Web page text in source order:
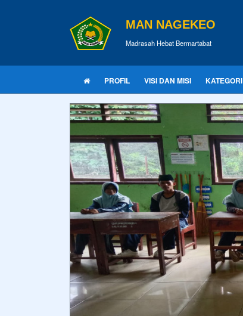
MAN NAGEKEO
Madrasah Hebat Bermartabat
PROFIL VISI DAN MISI KATEGORI